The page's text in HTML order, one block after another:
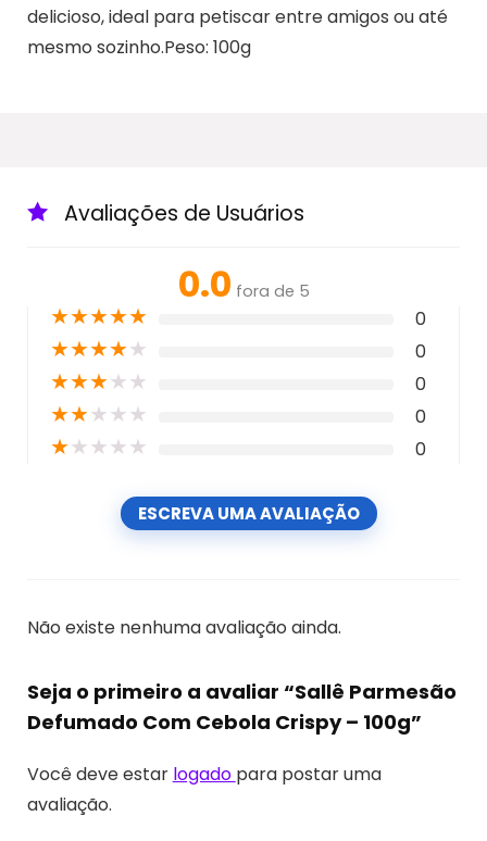
delicioso, ideal para petiscar entre amigos ou até
mesmo sozinho.Peso: 100g
Avaliações de Usuários
0.0 fora de 5
★★★★★ 0
★★★★★ 0
★★★★★ 0
★★★★★ 0
★★★★★ 0
ESCREVA UMA AVALIAÇÃO
Não existe nenhuma avaliação ainda.
Seja o primeiro a avaliar “Sallê Parmesão
Defumado Com Cebola Crispy – 100g”
Você deve estar logado para postar uma
avaliação.